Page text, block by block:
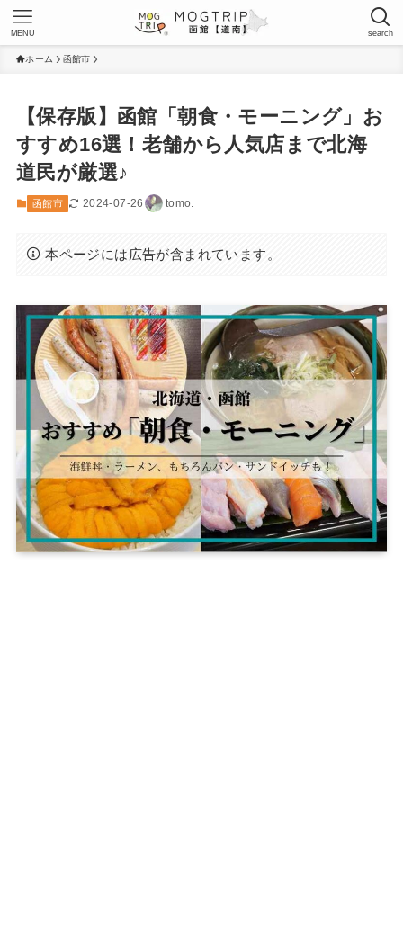
search
MENU
ホーム 函館市
【保存版】函館「朝食・モーニング」お
すすめ16選！老舗から人気店まで北海
道民が厳選♪
函館市 2024-07-26 tomo.
本ページには広告が含まれています。